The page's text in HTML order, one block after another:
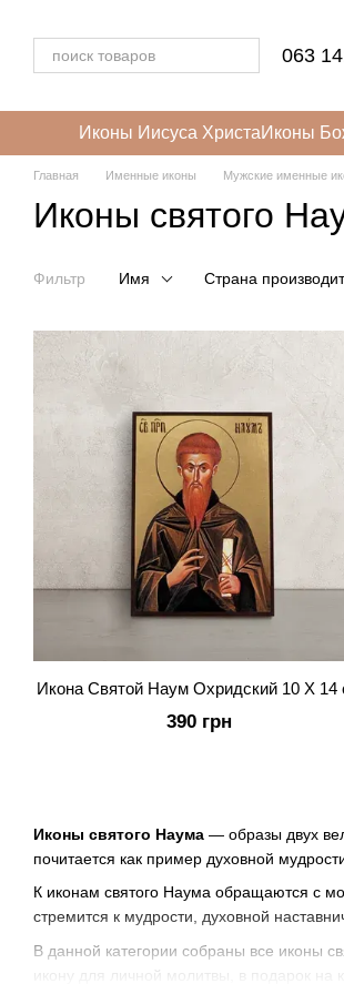
063
Иконы Иисуса ХристаИконы
Главная Именные иконы Мужские именные
Иконы святого
Фильтр Имя Страна
Иконы святого Наума — образы двух
почитается как пример духовной
К иконам святого Наума обращаются с
стремится к мудрости, духовной
В данной категории собраны все иконы
икону для личной молитвы, в подарок
Икона Святой Наум Охридский 10 Х 14
390 грн